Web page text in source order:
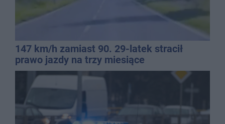
147 km/h zamiast 90. 29-latek stracił
prawo jazdy na trzy miesiące